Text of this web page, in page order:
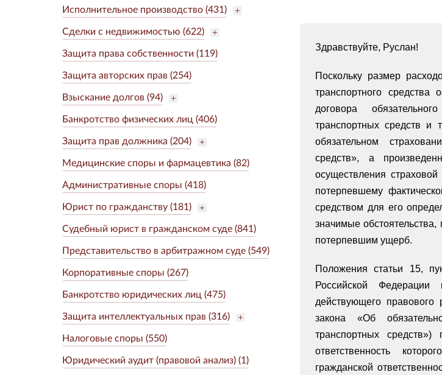
Исполнительное производство (431)
Сделки с недвижимостью (622)
Защита права собственности (119)
Защита авторских прав (254)
Взыскание долгов (94)
Банкротство физических лиц (406)
Защита прав должника (204)
Медицинские споры и фармацевтика (82)
Административные споры (418)
Юрист по гражданству (181)
Судебный юрист в гражданском суде (841)
Представительство в арбитражном суде (549)
Корпоративные споры (267)
Банкротство юридических лиц (475)
Защита интеллектуальных прав (316)
Налоговые споры (550)
Юридический аудит (правовой анализ) (1)
Здравствуйте, Руслан!
Поскольку размер
транспортного
договора
транспортных средств и
обязательном
средств», а
осуществления
потерпевшему
средством для его
значимые
потерпевшим ущерб.
Положения статьи 15,
Российской
действующего
закона «Об
транспортных
ответственность
гражданской